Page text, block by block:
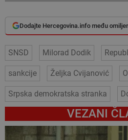
Dodajte Hercegovina.info među
SNSD Milorad Dodik
sankcije Željka Cvijanović
Srpska demokratska stranka
VEZANI